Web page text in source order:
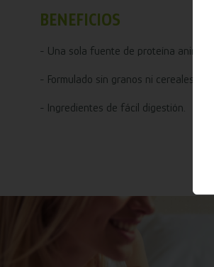
BENEFICIOS
- Una sola fuente de proteína animal.
- Formulado sin granos ni cereales.
- Ingredientes de fácil digestión.